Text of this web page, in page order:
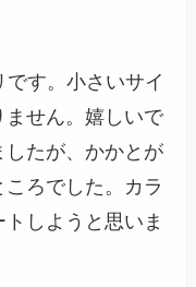
す。小さいサイ
ません。嬉しいで
たが、かかとが
ろでした。カラ
しようと思いま